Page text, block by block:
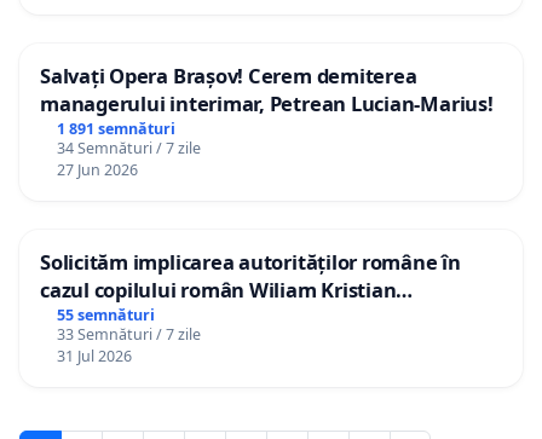
Salvați Opera Brașov! Cerem demiterea
managerului interimar, Petrean Lucian-Marius!
1 891 semnături
34 Semnături / 7 zile
27 Jun 2026
Solicităm implicarea autorităților române în
cazul copilului român Wiliam Kristian
Gheorghe, aflat în plasament în Danemarca de
12 ani
55 semnături
33 Semnături / 7 zile
31 Jul 2026